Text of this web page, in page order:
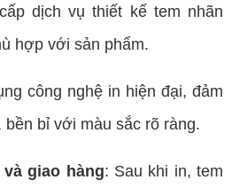
dịch vụ thiết kế tem nhãn
hợp với sản phẩm.
công nghệ in hiện đại, đảm
bền bỉ với màu sắc rõ ràng.
giao hàng: Sau khi in, tem